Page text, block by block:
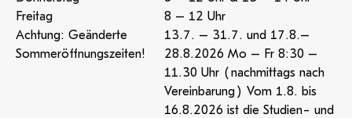
Freitag
8 – 12 Uhr
Achtung: Geänderte
Sommeröffnungszeiten!
13.7. – 31.7. und 17.8.–
28.8.2026 Mo – Fr 8:30 –
11.30 Uhr (nachmittags nach
Vereinbarung) Vom 1.8. bis
16.8.2026 ist die Studien- und